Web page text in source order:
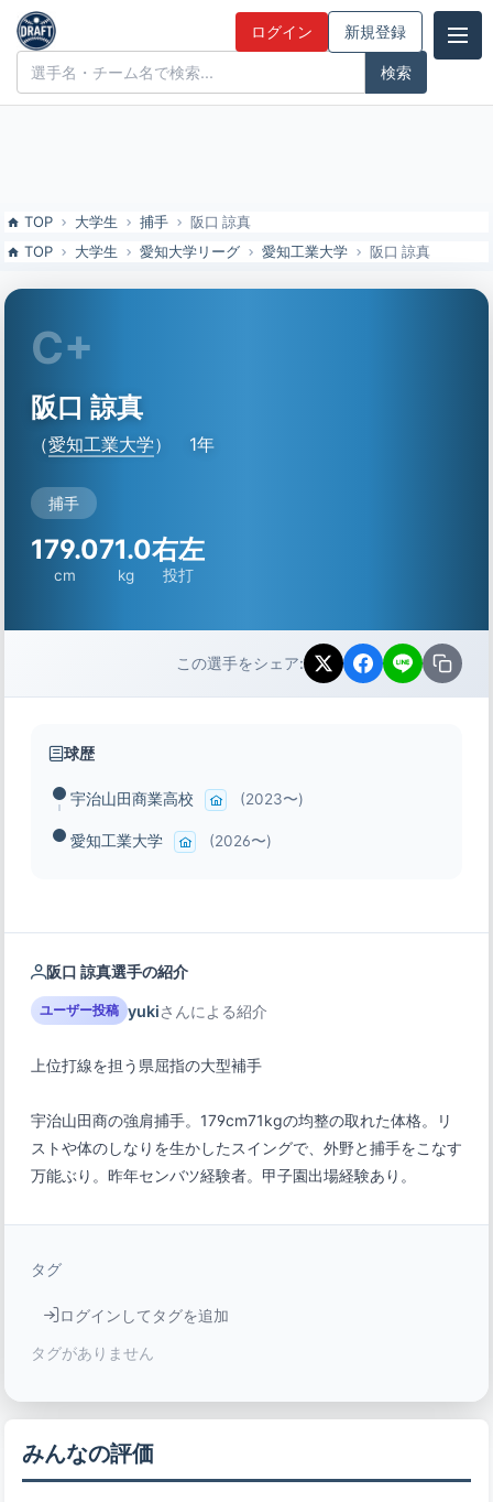
阪口 諒真（愛知工業大）の特徴とドラフト評価 | ドラフト候補とみん
なの評価
ドラフト候補とみんなの評価 ログイン 新規登録
TOP 大学生 捕手
阪口 諒真
TOP
大学生 愛知大学リーグ 愛知工業大学 阪口 諒真
C+
阪口 諒真
（愛知工業大学） 1年
捕手
179.0
cm
71.0
kg
右左
投打
この選手をシェア:
球歴
宇治山田商業高校 (2023〜)
愛知工業大学 (2026〜)
阪口 諒真選手の紹介
ユーザー投稿 yukiさんによる紹介
上位打線を担う県屈指の大型補手
宇治山田商の強肩捕手。179cm71kgの均整の取れた体格。リ
ストや体のしなりを生かしたスイングで、外野と捕手をこなす
万能ぶり。昨年センバツ経験者。甲子園出場経験あり。
タグ
ログインしてタグを追加
タグがありません
みんなの評価